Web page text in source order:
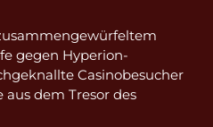
gegen Hyperion-
Casinobesucher
dem Tresor des